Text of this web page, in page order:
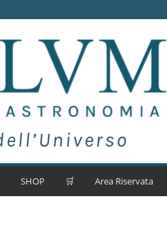
SHOP 🛒 Area Riservata